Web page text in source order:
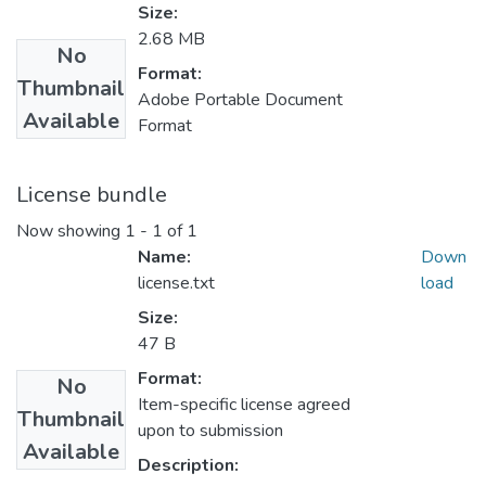
No
Thumbnail
Available
Size:
2.68 MB
Format:
Adobe Portable Document
Format
License bundle
Now showing 1 - 1 of 1
No
Thumbnail
Available
Name:
license.txt
Size:
47 B
Format:
Item-specific license agreed
upon to submission
Description:
Down
load